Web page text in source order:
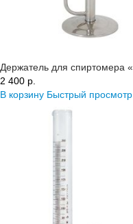
Держатель для спиртомера
2 400 p.
В корзину Быстрый просмотр